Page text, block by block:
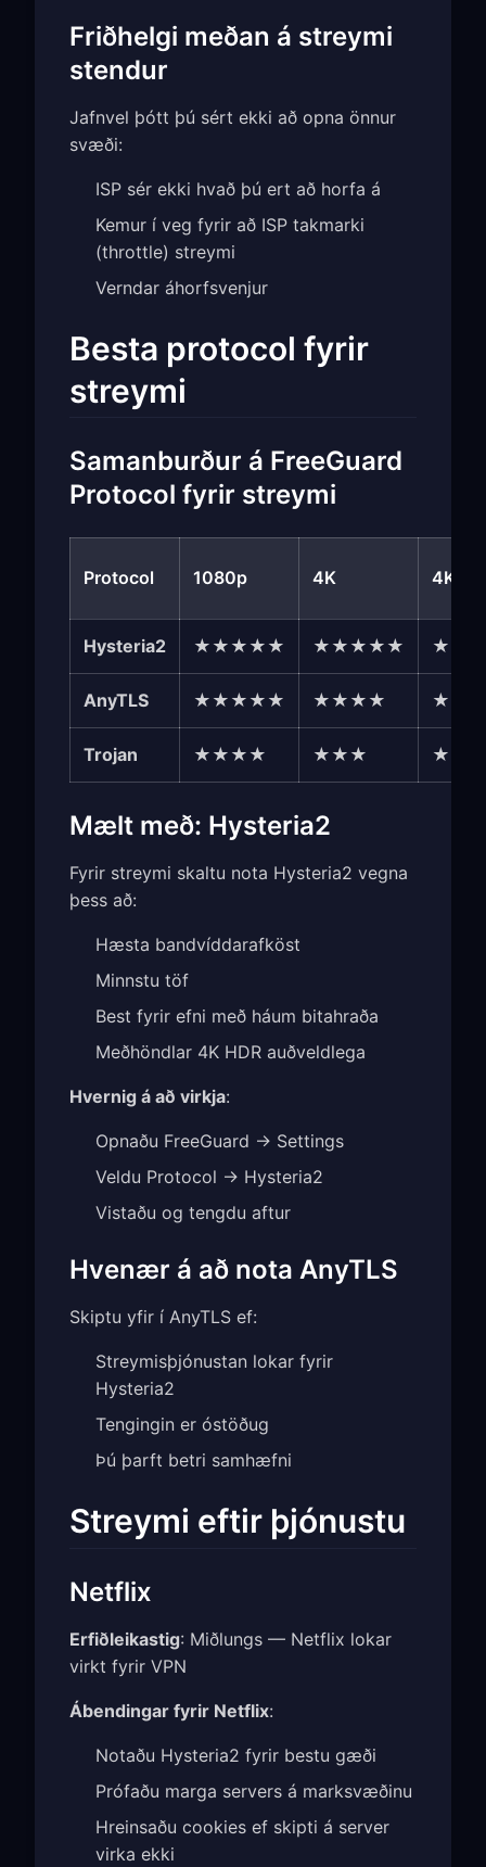
Friðhelgi meðan á streymi
stendur
Jafnvel þótt þú sért ekki að opna önnur
svæði:
ISP sér ekki hvað þú ert að horfa á
Kemur í veg fyrir að ISP takmarki
(throttle) streymi
Verndar áhorfsvenjur
Besta protocol fyrir
streymi
Samanburður á FreeGuard
Protocol fyrir streymi
Protocol 1080p 4K 4K
Hysteria2 ★★★★★ ★★★★★
AnyTLS ★★★★★ ★★★★
Trojan ★★★★ ★★★ ★★★
Mælt með: Hysteria2
Fyrir streymi skaltu nota Hysteria2 vegna
þess að:
Hæsta bandvíddarafköst
Minnstu töf
Best fyrir efni með háum bitahraða
Meðhöndlar 4K HDR auðveldlega
Hvernig á að virkja:
Opnaðu FreeGuard → Settings
Veldu Protocol → Hysteria2
Vistaðu og tengdu aftur
Hvenær á að nota AnyTLS
Skiptu yfir í AnyTLS ef:
Streymisþjónustan lokar fyrir
Hysteria2
Tengingin er óstöðug
Þú þarft betri samhæfni
Streymi eftir þjónustu
Netflix
Erfiðleikastig: Miðlungs — Netflix lokar
virkt fyrir VPN
Ábendingar fyrir Netflix:
Notaðu Hysteria2 fyrir bestu gæði
Prófaðu marga servers á marksvæðinu
Hreinsaðu cookies ef skipti á server
virka ekki